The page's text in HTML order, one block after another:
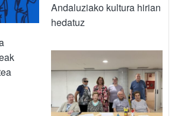
Andaluziako kultura hirian
hedatuz